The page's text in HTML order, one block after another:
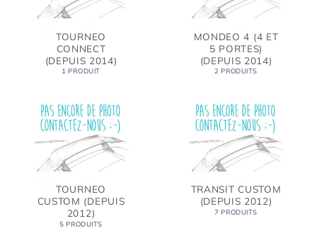
TOURNEO
CONNECT
(DEPUIS 2014)
1 PRODUIT
MONDEO 4 (4 ET
5 PORTES)
(DEPUIS 2014)
2 PRODUITS
TOURNEO
CUSTOM (DEPUIS
2012)
5 PRODUITS
TRANSIT CUSTOM
(DEPUIS 2012)
7 PRODUITS